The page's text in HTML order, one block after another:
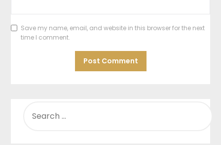
Save my name, email, and website in this browser for the next
time I comment.
FOR: